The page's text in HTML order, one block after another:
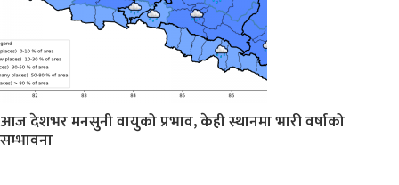
आज देशभर मनसुनी वायुको प्रभाव, केही स्थानमा भारी वर्षाको
सम्भावना